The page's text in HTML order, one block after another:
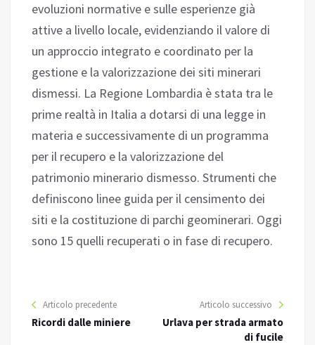
evoluzioni normative e sulle esperienze già
attive a livello locale, evidenziando il valore di
un approccio integrato e coordinato per la
gestione e la valorizzazione dei siti minerari
dismessi. La Regione Lombardia è stata tra le
prime realtà in Italia a dotarsi di una legge in
materia e successivamente di un programma
per il recupero e la valorizzazione del
patrimonio minerario dismesso. Strumenti che
definiscono linee guida per il censimento dei
siti e la costituzione di parchi geominerari. Oggi
sono 15 quelli recuperati o in fase di recupero.
Articolo precedente
Ricordi dalle miniere
Articolo successivo
Urlava per strada armato
di fucile